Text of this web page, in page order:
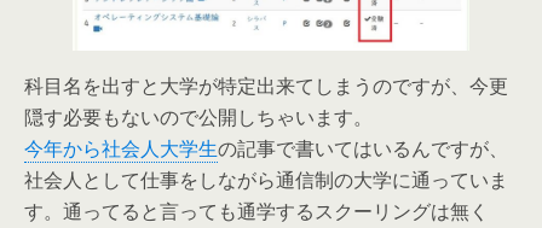
科目名を出すと大学が特定出来てしまうのですが、今更
隠す必要もないので公開しちゃいます。
今年から社会人大学生の記事で書いてはいるんですが、
社会人として仕事をしながら通信制の大学に通っていま
す。通ってると言っても通学するスクーリングは無く